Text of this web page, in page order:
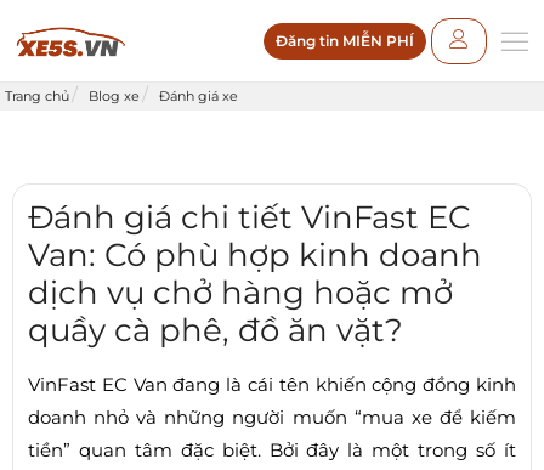
Đăng tin MIỄN PHÍ
Trang chủ Blog xe Đánh giá xe
Đánh giá chi tiết VinFast EC
Van: Có phù hợp kinh doanh
dịch vụ chở hàng hoặc mở
quầy cà phê, đồ ăn vặt?
VinFast EC Van đang là cái tên khiến cộng đồng kinh
doanh nhỏ và những người muốn “mua xe để kiếm
tiền” quan tâm đặc biệt. Bởi đây là một trong số ít